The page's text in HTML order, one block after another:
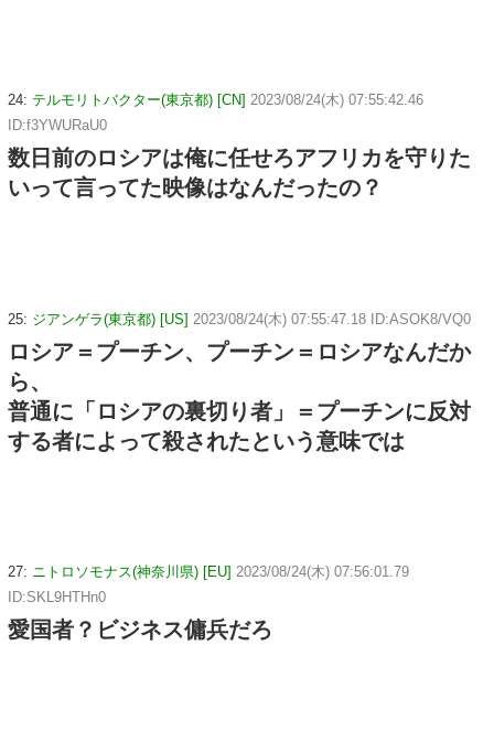
24: テルモリトバクター(東京都) [CN] 2023/08/24(木) 07:55:42.46
ID:f3YWURaU0
数日前のロシアは俺に任せろアフリカを守りた
いって言ってた映像はなんだったの？
25: ジアンゲラ(東京都) [US] 2023/08/24(木) 07:55:47.18 ID:ASOK8/VQ0
ロシア＝プーチン、プーチン＝ロシアなんだか
ら、
普通に「ロシアの裏切り者」＝プーチンに反対
する者によって殺されたという意味では
27: ニトロソモナス(神奈川県) [EU] 2023/08/24(木) 07:56:01.79
ID:SKL9HTHn0
愛国者？ビジネス傭兵だろ